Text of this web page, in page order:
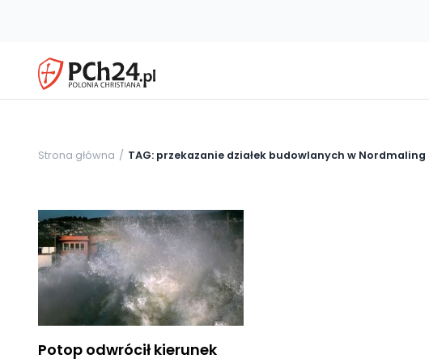
Strona główna TAG: przekazanie działek budowlanych w Nordmaling
Potop odwrócił kierunek